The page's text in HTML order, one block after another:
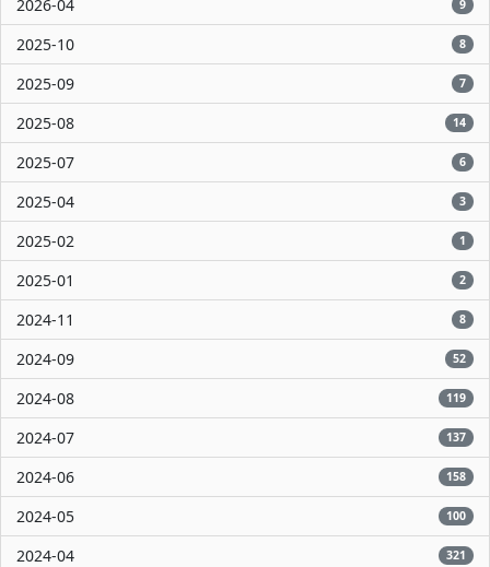
2026-04 9
2025-10 8
2025-09 7
2025-08 14
2025-07 6
2025-04 3
2025-02 1
2025-01 2
2024-11 8
2024-09 52
2024-08 119
2024-07 137
2024-06 158
2024-05 100
2024-04 321